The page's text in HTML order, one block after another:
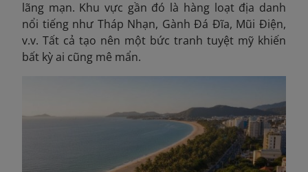
lãng mạn. Khu vực gần đó là hàng loạt địa danh
nổi tiếng như Tháp Nhạn, Gành Đá Đĩa, Mũi Điện,
v.v. Tất cả tạo nên một bức tranh tuyệt mỹ khiến
bất kỳ ai cũng mê mẩn.